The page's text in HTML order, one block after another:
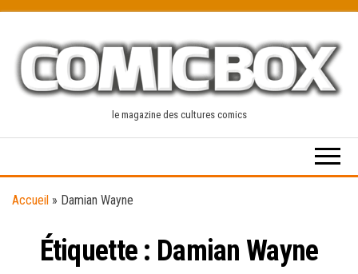
content
le magazine des cultures comics
Accueil » Damian Wayne
Étiquette : Damian Wayne